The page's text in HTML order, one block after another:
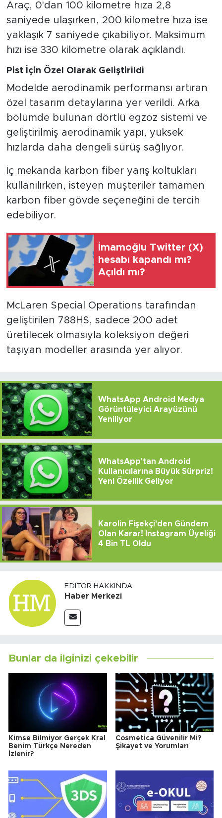
Araç, 0'dan 100 kilometre hıza 2,8
saniyede ulaşırken, 200 kilometre hıza ise
yaklaşık 7 saniyede çıkabiliyor. Maksimum
hızı ise 330 kilometre olarak açıklandı.
Pist İçin Özel Olarak Geliştirildi
Modelde aerodinamik performansı artıran
özel tasarım detaylarına yer verildi. Arka
bölümde bulunan dörtlü egzoz sistemi ve
geliştirilmiş aerodinamik yapı, yüksek
hızlarda daha dengeli sürüş sağlıyor.
İç mekanda karbon fiber yarış koltukları
kullanılırken, isteyen müşteriler tamamen
karbon fiber gövde seçeneğini de tercih
edebiliyor.
İmamoğlu Twitter (X)
hesabı kapandı mı?
Açıldı mı?
McLaren Special Operations tarafından
geliştirilen 788HS, sadece 200 adet
üretilecek olmasıyla koleksiyon değeri
taşıyan modeller arasında yer alıyor.
WhatsApp Android Medya
Görüntüleyici Arayüzünü
Yeniliyor
WhatsApp'tan Android
Kullanıcılarına Büyük Sürpriz!
Yeni Özellik Geliyor
Karolin Fişekçi'den Gündem
Olan Karar! Instagram Üyeliği
4 Bin TL Oldu
EDITÖR HAKKINDA
Haber Merkezi
Bunlar da ilginizi çekebilir
Kimse Bilmiyor Gerçek Kral
Benim Türkçe Nereden
İzlenir?
Cosmetica Güvenilir Mi?
Şikayet ve Yorumları